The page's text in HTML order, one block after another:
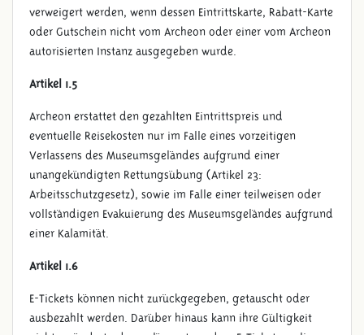
verweigert werden, wenn dessen Eintrittskarte, Rabatt-Karte
oder Gutschein nicht vom Archeon oder einer vom Archeon
autorisierten Instanz ausgegeben wurde.
Artikel 1.5
Archeon erstattet den gezahlten Eintrittspreis und
eventuelle Reisekosten nur im Falle eines vorzeitigen
Verlassens des Museumsgeländes aufgrund einer
unangekündigten Rettungsübung (Artikel 23:
Arbeitsschutzgesetz), sowie im Falle einer teilweisen oder
vollständigen Evakuierung des Museumsgeländes aufgrund
einer Kalamität.
Artikel 1.6
E-Tickets können nicht zurückgegeben, getauscht oder
ausbezahlt werden. Darüber hinaus kann ihre Gültigkeit